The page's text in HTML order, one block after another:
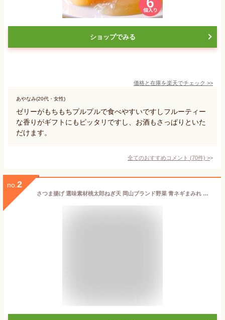
ショップでみる
価格と在庫を楽天でチェック >>
あやなみ(20代・女性)
ゼリーがもちもちプルプルで食べやすいですしフルーティー
な香りがギフトにもピッタリですし、お酒もさっぱりといた
だけます。
全てのおすすめコメント (70件) >
no. 2
さつま揚げ 選味素材桃太郎ねぎ天 岡山ブランド野菜 青ネギまみれ さつまあげ 薩摩揚げ 冷蔵 23日は国産小ねぎの日 練り物 練り天 天ぷら おつまみ そば うどん さつま揚げ コレもう食べた タンパク質 おとな旅あるき旅 そのまま 食べる オードブル